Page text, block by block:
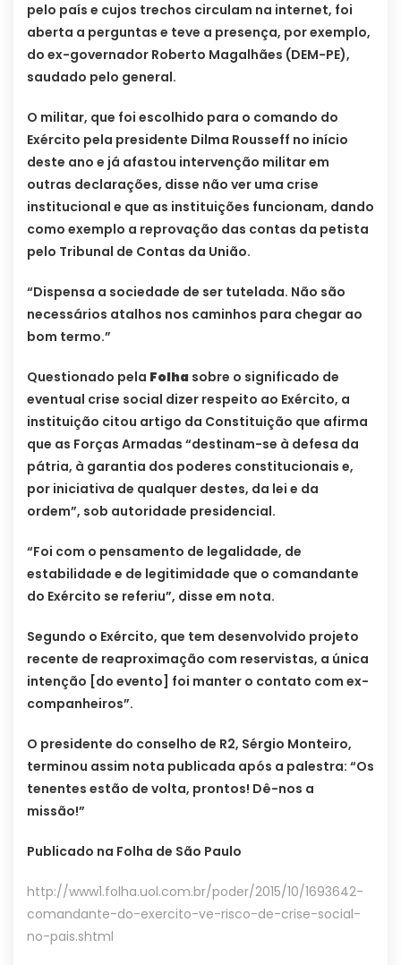
pelo país e cujos trechos circulam na internet, foi
aberta a perguntas e teve a presença, por exemplo,
do ex-governador Roberto Magalhães (DEM-PE),
saudado pelo general.
O militar, que foi escolhido para o comando do
Exército pela presidente Dilma Rousseff no início
deste ano e já afastou intervenção militar em
outras declarações, disse não ver uma crise
institucional e que as instituições funcionam, dando
como exemplo a reprovação das contas da petista
pelo Tribunal de Contas da União.
“Dispensa a sociedade de ser tutelada. Não são
necessários atalhos nos caminhos para chegar ao
bom termo.”
Questionado pela Folha sobre o significado de
eventual crise social dizer respeito ao Exército, a
instituição citou artigo da Constituição que afirma
que as Forças Armadas “destinam-se à defesa da
pátria, à garantia dos poderes constitucionais e,
por iniciativa de qualquer destes, da lei e da
ordem”, sob autoridade presidencial.
“Foi com o pensamento de legalidade, de
estabilidade e de legitimidade que o comandante
do Exército se referiu”, disse em nota.
Segundo o Exército, que tem desenvolvido projeto
recente de reaproximação com reservistas, a única
intenção [do evento] foi manter o contato com ex-
companheiros”.
O presidente do conselho de R2, Sérgio Monteiro,
terminou assim nota publicada após a palestra: “Os
tenentes estão de volta, prontos! Dê-nos a
missão!”
Publicado na Folha de São Paulo
http://www1.folha.uol.com.br/poder/2015/10/1693642-
comandante-do-exercito-ve-risco-de-crise-social-
no-pais.shtml